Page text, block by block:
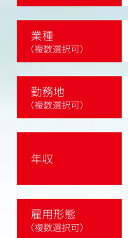
業種
（複数選択可）
勤務地
（複数選択可）
年収
雇用形態
（複数選択可）